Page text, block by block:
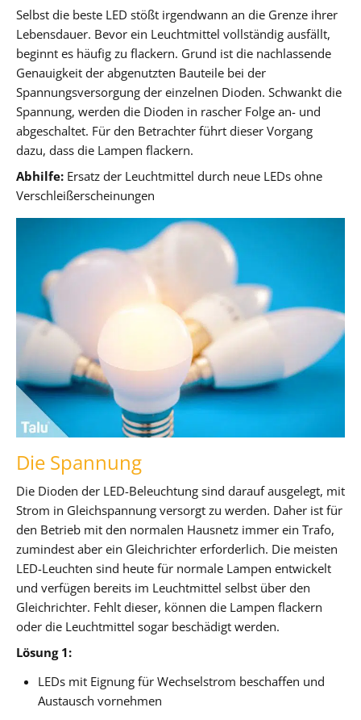
Selbst die beste LED stößt irgendwann an die Grenze ihrer
Lebensdauer. Bevor ein Leuchtmittel vollständig ausfällt,
beginnt es häufig zu flackern. Grund ist die nachlassende
Genauigkeit der abgenutzten Bauteile bei der
Spannungsversorgung der einzelnen Dioden. Schwankt die
Spannung, werden die Dioden in rascher Folge an- und
abgeschaltet. Für den Betrachter führt dieser Vorgang
dazu, dass die Lampen flackern.
Abhilfe: Ersatz der Leuchtmittel durch neue LEDs ohne
Verschleißerscheinungen
Die Spannung
Die Dioden der LED-Beleuchtung sind darauf ausgelegt, mit
Strom in Gleichspannung versorgt zu werden. Daher ist für
den Betrieb mit den normalen Hausnetz immer ein Trafo,
zumindest aber ein Gleichrichter erforderlich. Die meisten
LED-Leuchten sind heute für normale Lampen entwickelt
und verfügen bereits im Leuchtmittel selbst über den
Gleichrichter. Fehlt dieser, können die Lampen flackern
oder die Leuchtmittel sogar beschädigt werden.
Lösung 1:
LEDs mit Eignung für Wechselstrom beschaffen und
Austausch vornehmen